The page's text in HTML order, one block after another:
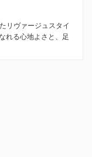
リヴァージュスタイ
れる心地よさと、足